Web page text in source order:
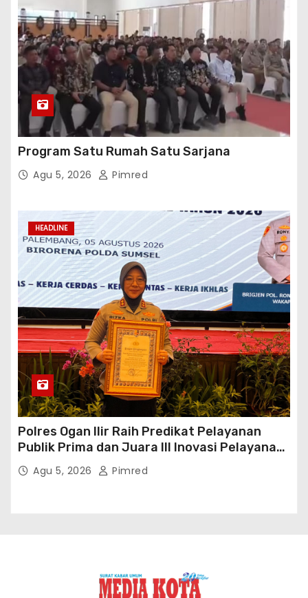
Program Satu Rumah Satu Sarjana
Agu 5, 2026 Pimred
HEADLINE
Polres Ogan Ilir Raih Predikat Pelayanan
Publik Prima dan Juara III Inovasi Pelayanan
Publik Tingkat Polda Sumsel
Agu 5, 2026 Pimred